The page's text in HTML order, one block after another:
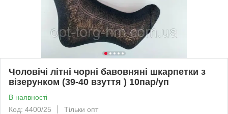
Чоловічі літні чорні бавовняні шкарпетки з
візерунком (39-40 взуття ) 10пар/уп
В наявності
Код: 4400/25
Тільки опт